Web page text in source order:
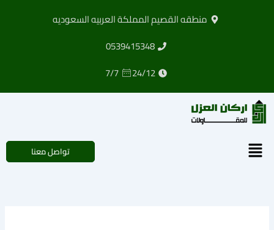
منطقه القصيم المملكة العربيه السعوديه
0539415348
24/12
7/7
القائمة تواصل معنا